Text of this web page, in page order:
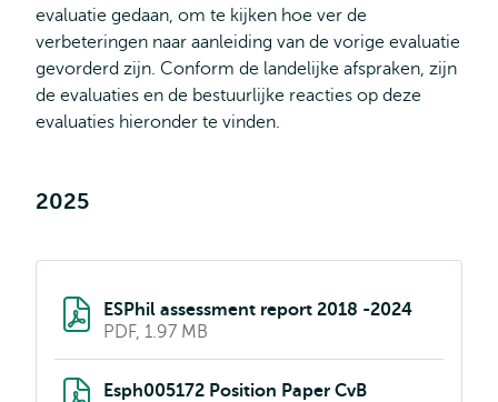
evaluatie gedaan, om te kijken hoe ver de
verbeteringen naar aanleiding van de vorige evaluatie
gevorderd zijn. Conform de landelijke afspraken, zijn
de evaluaties en de bestuurlijke reacties op deze
evaluaties hieronder te vinden.
2025
ESPhil assessment report 2018 -2024
PDF, 1.97 MB
Esph005172 Position Paper CvB